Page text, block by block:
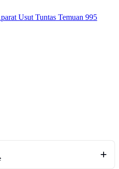
Usut Tuntas Temuan 995